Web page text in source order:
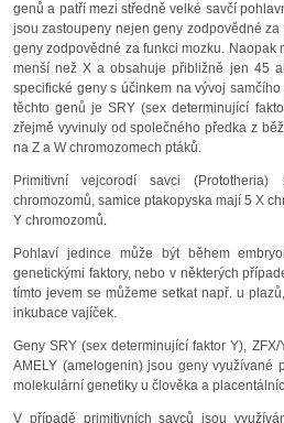
genů a patří mezi středně velké savčí
jsou zastoupeny nejen geny zodpovědné
geny zodpovědné za funkci mozku. Naopak
menší než X a obsahuje přibližně jen 45
specifické geny s účinkem na vývoj
těchto genů je SRY (sex determinující
zřejmě vyvinuly od společného předka z
na Z a W chromozomech ptáků.
Primitivní vejcorodí savci
chromozomů, samice ptakopyska mají 5 X
Y chromozomů.
Pohlaví jedince může být během
genetickými faktory, nebo v některých
tímto jevem se můžeme setkat např. u
inkubace vajíček.
Geny SRY (sex determinující faktor Y),
AMELY (amelogenin) jsou geny využívané
molekulární genetiky u člověka a
V případě primitivních savců jsou